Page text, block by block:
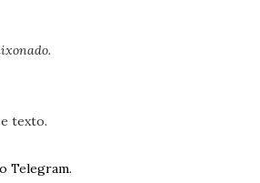
texto.
Telegram.